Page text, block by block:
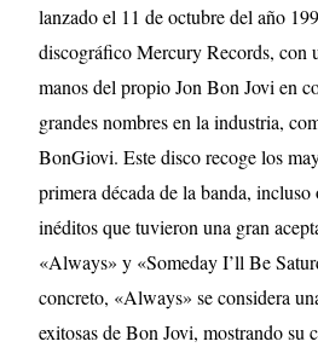
lanzado el 11 de octubre del año
discográfico Mercury Records, con
manos del propio Jon Bon Jovi en
grandes nombres en la industria,
BonGiovi. Este disco recoge los
primera década de la banda, incluso
inéditos que tuvieron una gran
«Always» y «Someday I’ll Be
concreto, «Always» se considera
exitosas de Bon Jovi, mostrando su